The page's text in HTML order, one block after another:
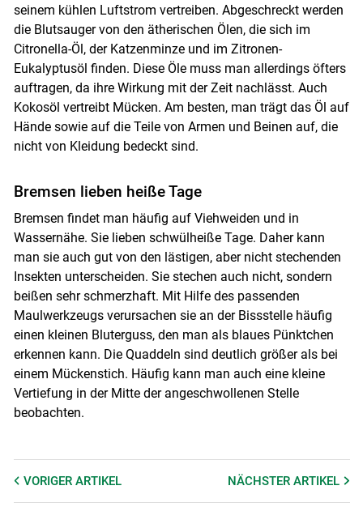
seinem kühlen Luftstrom vertreiben. Abgeschreckt werden
die Blutsauger von den ätherischen Ölen, die sich im
Citronella-Öl, der Katzenminze und im Zitronen-
Eukalyptusöl finden. Diese Öle muss man allerdings öfters
auftragen, da ihre Wirkung mit der Zeit nachlässt. Auch
Kokosöl vertreibt Mücken. Am besten, man trägt das Öl auf
Hände sowie auf die Teile von Armen und Beinen auf, die
nicht von Kleidung bedeckt sind.
Bremsen lieben heiße Tage
Bremsen findet man häufig auf Viehweiden und in
Wassernähe. Sie lieben schwülheiße Tage. Daher kann
man sie auch gut von den lästigen, aber nicht stechenden
Insekten unterscheiden. Sie stechen auch nicht, sondern
beißen sehr schmerzhaft. Mit Hilfe des passenden
Maulwerkzeugs verursachen sie an der Bissstelle häufig
einen kleinen Bluterguss, den man als blaues Pünktchen
erkennen kann. Die Quaddeln sind deutlich größer als bei
einem Mückenstich. Häufig kann man auch eine kleine
Vertiefung in der Mitte der angeschwollenen Stelle
beobachten.
VORIGER ARTIKEL NÄCHSTERARTIKEL